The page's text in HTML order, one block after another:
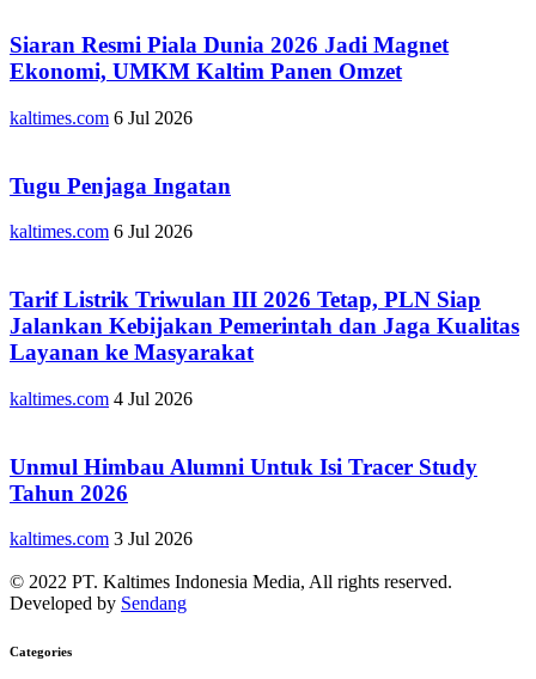
Siaran Resmi Piala Dunia 2026 Jadi Magnet
Ekonomi, UMKM Kaltim Panen Omzet
kaltimes.com 6 Jul 2026
Tugu Penjaga Ingatan
kaltimes.com 6 Jul 2026
Tarif Listrik Triwulan III 2026 Tetap, PLN Siap
Jalankan Kebijakan Pemerintah dan Jaga Kualitas
Layanan ke Masyarakat
kaltimes.com 4 Jul 2026
Unmul Himbau Alumni Untuk Isi Tracer Study
Tahun 2026
kaltimes.com 3 Jul 2026
© 2022 PT. Kaltimes Indonesia Media, All rights reserved.
Developed by Sendang
Categories